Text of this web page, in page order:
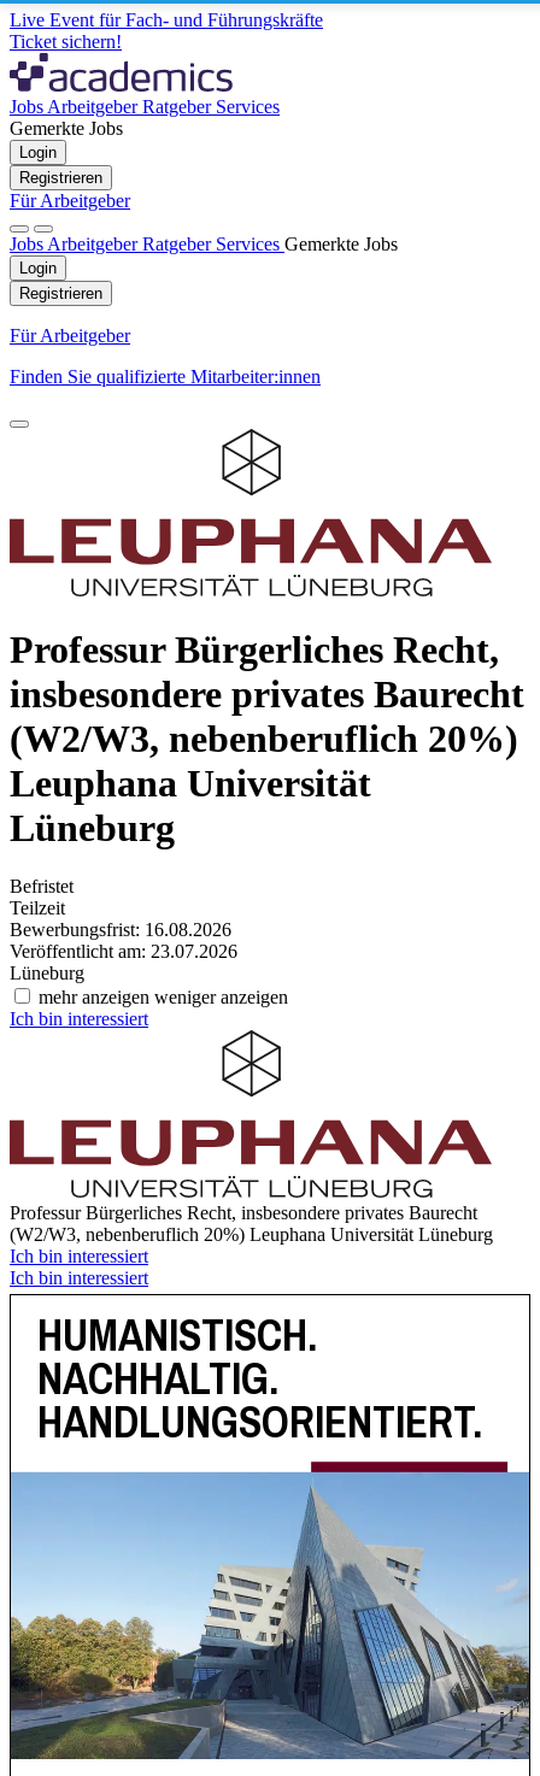
Live Event für Fach- und Führungskräfte
Ticket sichern!
Jobs ArbeitgeberRatgeber Services
Gemerkte Jobs
Login
Registrieren
Für Arbeitgeber
Jobs ArbeitgeberRatgeber Services Gemerkte Jobs
Login
Registrieren
Für Arbeitgeber
Finden Sie qualifizierte Mitarbeiter:innen
Professur Bürgerliches Recht,
insbesondere privates Baurecht
(W2/W3, nebenberuflich 20%)
Leuphana Universität
Lüneburg
Befristet
Teilzeit
Bewerbungsfrist: 16.08.2026
Veröffentlicht am: 23.07.2026
Lüneburg
mehr anzeigen weniger anzeigen
Ich bin interessiert
Professur Bürgerliches Recht, insbesondere privates Baurecht
(W2/W3, nebenberuflich 20%) Leuphana Universität Lüneburg
Ich bin interessiert
Ich bin interessiert
HUMANISTISCH.
NACHHALTIG.
HANDLUNGSORIENTIERT.